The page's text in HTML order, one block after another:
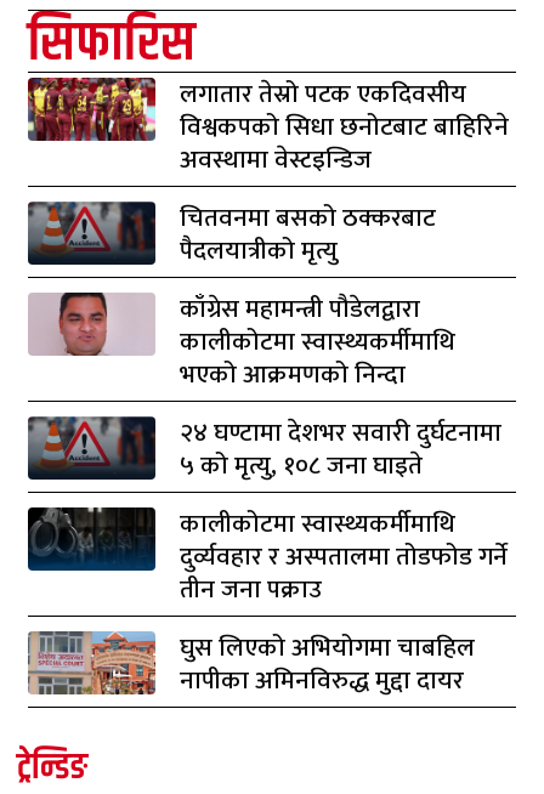
सिफारिस
लगातार तेस्रो पटक एकदिवसीय
विश्वकपको सिधा छनोटबाट बाहिरिने
अवस्थामा वेस्टइन्डिज
चितवनमा बसको ठक्करबाट
पैदलयात्रीको मृत्यु
काँग्रेस महामन्त्री पौडेलद्वारा
कालीकोटमा स्वास्थ्यकर्मीमाथि
भएको आक्रमणको निन्दा
२४ घण्टामा देशभर सवारी दुर्घटनामा
५ को मृत्यु, १०८ जना घाइते
कालीकोटमा स्वास्थ्यकर्मीमाथि
दुर्व्यवहार र अस्पतालमा तोडफोड गर्ने
तीन जना पक्राउ
घुस लिएको अभियोगमा चाबहिल
नापीका अमिनविरुद्ध मुद्दा दायर
ट्रेन्डिङ